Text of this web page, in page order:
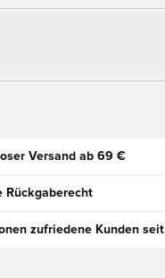
Versand ab 69 €
Rückgaberecht
zufriedene Kunden